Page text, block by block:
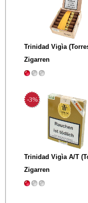
Trinidad Vigìa
Zigarren
-3%
Trinidad Vigìa A/T
Zigarren